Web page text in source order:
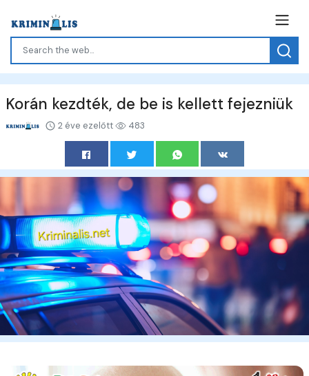
Korán kezdték, de be is kellett fejezniük
2 éve ezelőtt 483